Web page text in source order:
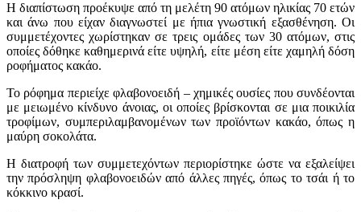
Η διαπίστωση προέκυψε από τη μελέτη 90 ατόμων ηλικίας 70 ετών
και άνω που είχαν διαγνωστεί με ήπια γνωστική εξασθένηση. Οι
συμμετέχοντες χωρίστηκαν σε τρεις ομάδες των 30 ατόμων, στις
οποίες δόθηκε καθημερινά είτε υψηλή, είτε μέση είτε χαμηλή δόση
ροφήματος κακάο.
Το ρόφημα περιείχε φλαβονοειδή – χημικές ουσίες που συνδέονται
με μειωμένο κίνδυνο άνοιας, οι οποίες βρίσκονται σε μια ποικιλία
τροφίμων, συμπεριλαμβανομένων των προϊόντων κακάο, όπως η
μαύρη σοκολάτα.
Η διατροφή των συμμετεχόντων περιορίστηκε ώστε να εξαλείψει
την πρόσληψη φλαβονοειδών από άλλες πηγές, όπως το τσάι ή το
κόκκινο κρασί.